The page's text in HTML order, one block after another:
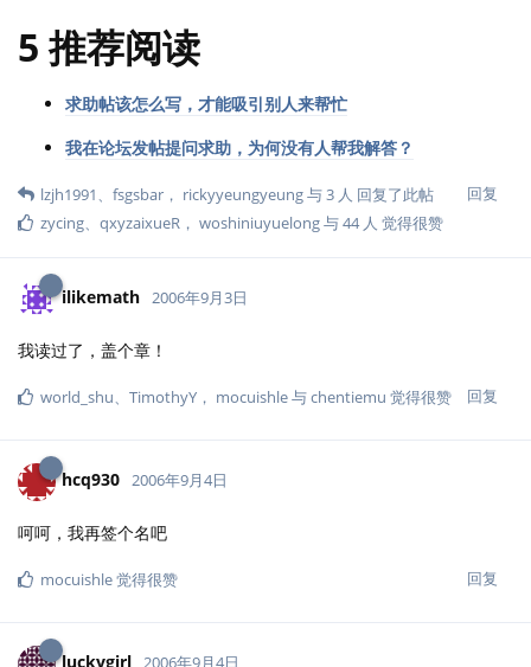
5 推荐阅读
求助帖该怎么写，才能吸引别人来帮忙
我在论坛发帖提问求助，为何没有人帮我解答？
回复
lzjh1991 fsgsbar ， rickyyeungyeung与3 人 回复了此帖
zycing
qxyzaixueR ， woshiniuyuelong与44人 觉得很赞
ilikemath 2006年9月3日
我读过了，盖个章！
回复
world_shu TimothyY ， mocuishle与chentiemu 觉得很赞
hcq930 2006年9月4日
呵呵，我再签个名吧
回复
mocuishle觉得很赞
luckygirl 2006年9月4日